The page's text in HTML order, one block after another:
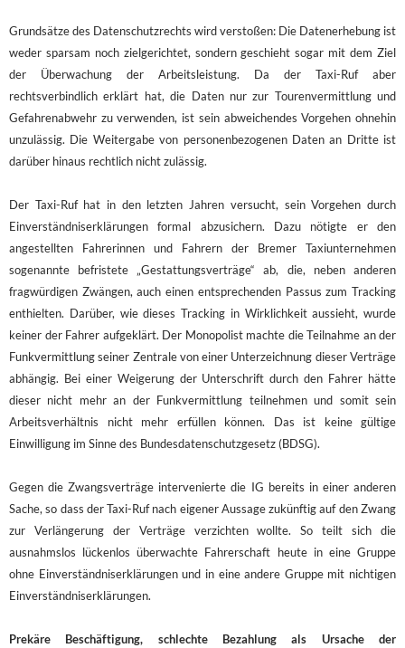
Grundsätze des Datenschutzrechts wird verstoßen: Die Datenerhebung ist
weder sparsam noch zielgerichtet, sondern geschieht sogar mit dem Ziel
der Überwachung der Arbeitsleistung. Da der Taxi-Ruf aber
rechtsverbindlich erklärt hat, die Daten nur zur Tourenvermittlung und
Gefahrenabwehr zu verwenden, ist sein abweichendes Vorgehen ohnehin
unzulässig. Die Weitergabe von personenbezogenen Daten an Dritte ist
darüber hinaus rechtlich nicht zulässig.
Der Taxi-Ruf hat in den letzten Jahren versucht, sein Vorgehen durch
Einverständniserklärungen formal abzusichern. Dazu nötigte er den
angestellten Fahrerinnen und Fahrern der Bremer Taxiunternehmen
sogenannte befristete „Gestattungsverträge“ ab, die, neben anderen
fragwürdigen Zwängen, auch einen entsprechenden Passus zum Tracking
enthielten. Darüber, wie dieses Tracking in Wirklichkeit aussieht, wurde
keiner der Fahrer aufgeklärt. Der Monopolist machte die Teilnahme an der
Funkvermittlung seiner Zentrale von einer Unterzeichnung dieser Verträge
abhängig. Bei einer Weigerung der Unterschrift durch den Fahrer hätte
dieser nicht mehr an der Funkvermittlung teilnehmen und somit sein
Arbeitsverhältnis nicht mehr erfüllen können. Das ist keine gültige
Einwilligung im Sinne des Bundesdatenschutzgesetz (BDSG).
Gegen die Zwangsverträge intervenierte die IG bereits in einer anderen
Sache, so dass der Taxi-Ruf nach eigener Aussage zukünftig auf den Zwang
zur Verlängerung der Verträge verzichten wollte. So teilt sich die
ausnahmslos lückenlos überwachte Fahrerschaft heute in eine Gruppe
ohne Einverständniserklärungen und in eine andere Gruppe mit nichtigen
Einverständniserklärungen.
Prekäre Beschäftigung, schlechte Bezahlung als Ursache der